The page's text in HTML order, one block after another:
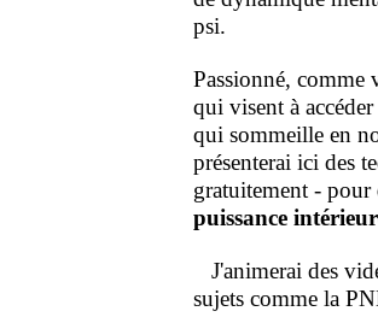
psi.
Passionné, comme
qui visent à
qui sommeille en
présenterai ici des
gratuitement - pour
puissance
J'animerai des
sujets comme la